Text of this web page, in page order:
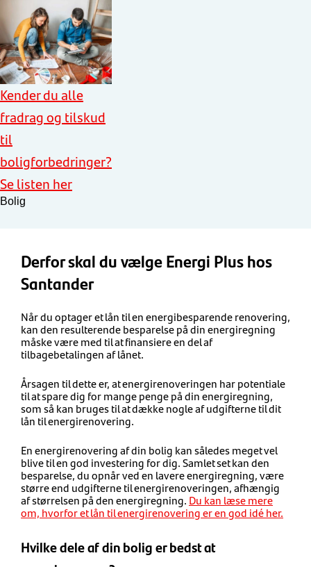
Kender du alle
fradrag og tilskud
til
boligforbedringer?
Se listen her
Bolig
Derfor skal du vælge Energi Plus hos
Santander
Når du optager et lån til en energibesparende renovering,
kan den resulterende besparelse på din energiregning
måske være med til at finansiere en del af
tilbagebetalingen af lånet.
Årsagen til dette er, at energirenoveringen har potentiale
til at spare dig for mange penge på din energiregning,
som så kan bruges til at dække nogle af udgifterne til dit
lån til energirenovering.
En energirenovering af din bolig kan således meget vel
blive til en god investering for dig. Samlet set kan den
besparelse, du opnår ved en lavere energiregning, være
større end udgifterne til energirenoveringen, afhængig
af størrelsen på den energiregning. Du kan læse mere
om, hvorfor et lån til energirenovering er en god idé her.
Hvilke dele af din bolig er bedst at